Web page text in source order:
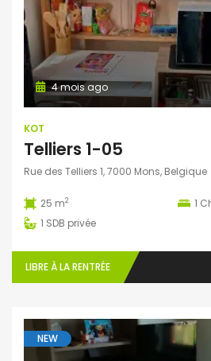
4 mois ago
KOT
Telliers 1-05
Rue des Telliers 1, 7000 Mons, Belgique
25 m2 1
1 SDB privée
LIBRE À LA RENTRÉE
NEW